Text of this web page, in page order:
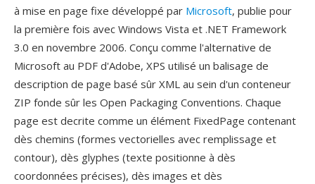
à mise en page fixe développé par Microsoft, publie pour
la première fois avec Windows Vista et .NET Framework
3.0 en novembre 2006. Conçu comme l'alternative de
Microsoft au PDF d'Adobe, XPS utilisé un balisage de
description de page basé sûr XML au sein d'un conteneur
ZIP fonde sûr les Open Packaging Conventions. Chaque
page est decrite comme un élément FixedPage contenant
dès chemins (formes vectorielles avec remplissage et
contour), dès glyphes (texte positionne à dès
coordonnées précises), dès images et dès